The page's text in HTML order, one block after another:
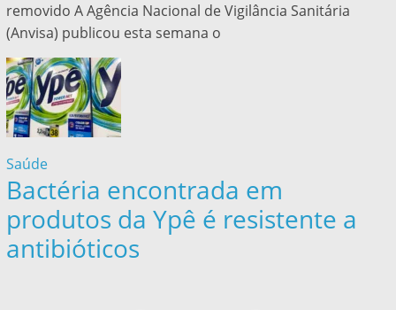
removido A Agência Nacional de Vigilância Sanitária
(Anvisa) publicou esta semana o
Saúde
Bactéria encontrada em
produtos da Ypê é resistente a
antibióticos